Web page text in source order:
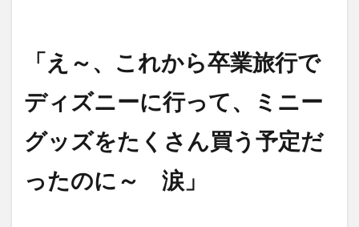
「え～、これから卒業旅行で
ディズニーに行って、ミニー
グッズをたくさん買う予定だ
ったのに～ 涙」